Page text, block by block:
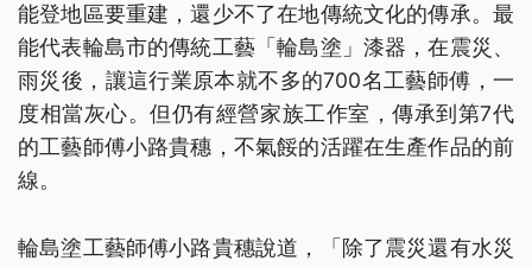
能登地區要重建，還少不了在地傳統文化的傳承。最
能代表輪島市的傳統工藝「輪島塗」漆器，在震災、
雨災後，讓這行業原本就不多的700名工藝師傅，一
度相當灰心。但仍有經營家族工作室，傳承到第7代
的工藝師傅小路貴穗，不氣餒的活躍在生產作品的前
線。
輪島塗工藝師傅小路貴穗說道，「除了震災還有水災